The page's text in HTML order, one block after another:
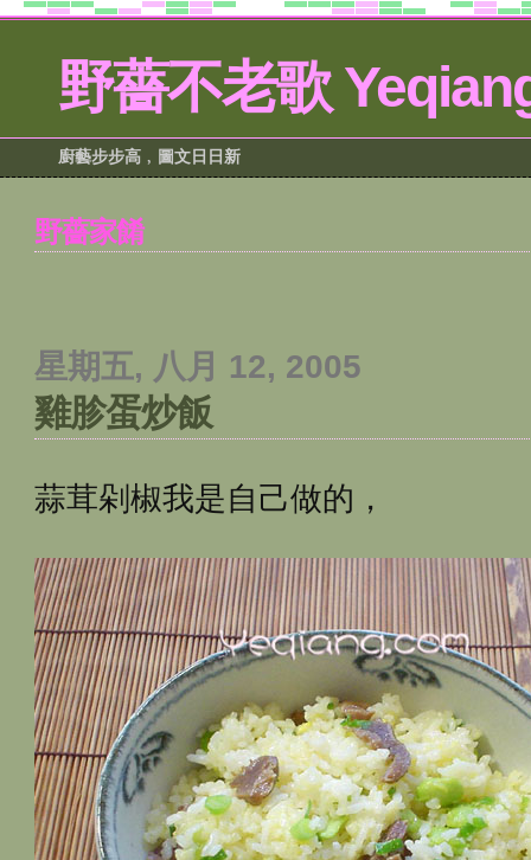
野薔不老歌
廚藝步步高﹐圖文日日新
野薔家餚
星期五, 八月 12, 2005
雞胗蛋炒飯
蒜茸剁椒我是自己做的，